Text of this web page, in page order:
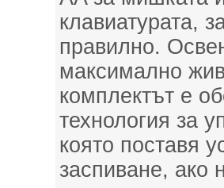
клавиатурата,
правилно.
максимално
комплектът е
технология за
която поставя
заспиване, ако